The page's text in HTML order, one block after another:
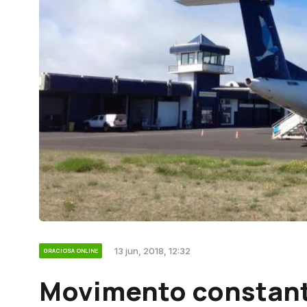
GRACIOSA ONLINE 13 jun, 2018, 12:32
Movimento